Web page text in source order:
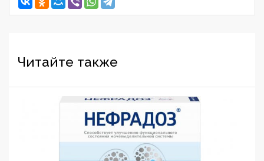
Читайте также